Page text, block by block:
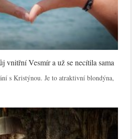
vnitřní Vesmír a už se necítila sama
s Kristýnou. Je to atraktivní blondýna,